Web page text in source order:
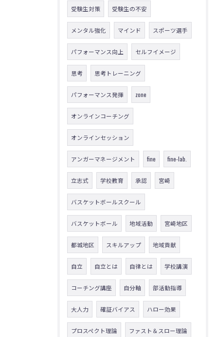
受験生対策 受験生の不安
メンタル強化 マインド スポーツ選手
パフォーマンス向上 セルフイメージ
思考 思考トレーニング
パフォーマンス発揮 zone
オンラインコーチング
オンラインセッション
アンガーマネージメント fine fine-lab.
立志式 学校教育 承認 宮崎
バスケットボールスクール
バスケットボール 地域活動 宮崎地区
都城地区 スキルアップ 地域貢献
自立 自立とは 自律とは 学校講演
コーチング講座 自分軸 部活動指導
大人力 確証バイアス ハロー効果
プロスペクト理論 ファスト＆スロー理論